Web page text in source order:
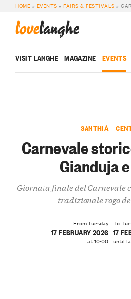
HOME » EVENTS »FAIRS & FESTIVALS »
lovelanghe
VISIT LANGHE MAGAZINE EVENTS
SANTHIÀ —
Carnevale
Gianduja
Giornata finale del Carnevale
tradizionale rogo
From Tuesday
17 FEBRUARY 2026
at 10:00
To
17
until